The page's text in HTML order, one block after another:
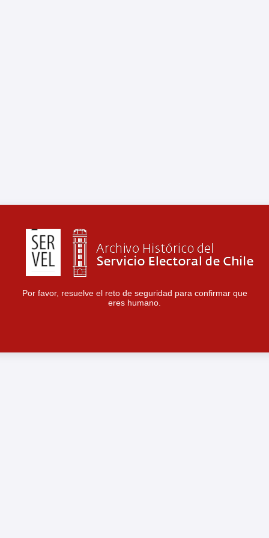
Por favor, resuelve el reto de seguridad para confirmar que
eres humano.